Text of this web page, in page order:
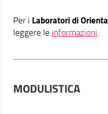
Per i Laboratori di
leggere le informazioni.
MODULISTICA